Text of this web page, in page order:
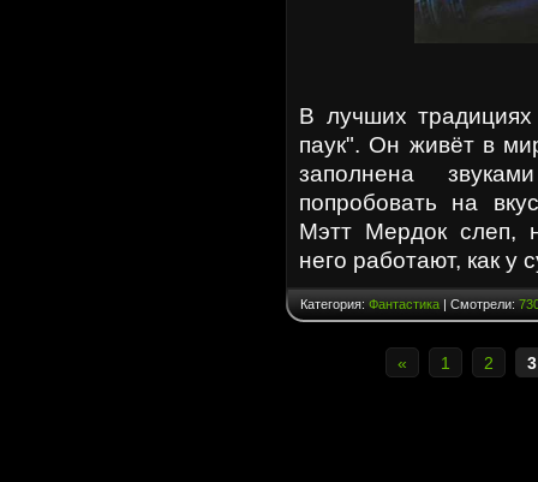
В лучших
паук". Он живёт в
заполнена
попробовать на
Мэтт Мердок слеп,
него работают, как у
Категория: Фантастика | Смотрели:
« 1 2 3